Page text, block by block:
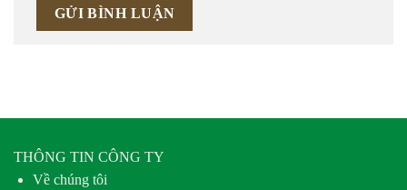
THÔNG TIN CÔNG TY
Về chúng tôi